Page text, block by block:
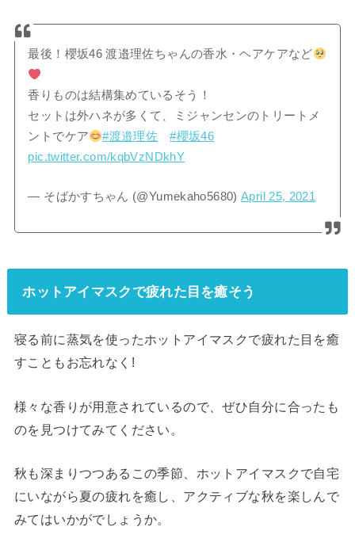
最後！櫻坂46 渡邉理佐ちゃんの香水・ヘアケアなど
香りものは結構集めているそう！
セットは外ハネが多くて、ミジャンセンのトリートメ
ントでケア
#渡邉理佐
#櫻坂46
pic.twitter.com/kqbVzNDkhY
— そばかすちゃん (@Yumekaho5680)April 25, 2021
ホットアイマスクで疲れた目を癒そう
寝る前に蒸気を使ったホットアイマスクで疲れた目を癒
すこともお忘れなく!
様々な香りが用意されているので、ぜひ自分に合ったも
のを見つけてみてください。
秋も深まりつつあるこの季節、ホットアイマスクで自宅
にいながら夏の疲れを癒し、アクティブな秋を楽しんで
みてはいかがでしょうか。